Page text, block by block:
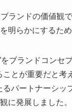
ランドの価値観
明らかにするた
ブランドコンセ
とが重要だと考
パートナーシッ
に発展しました。